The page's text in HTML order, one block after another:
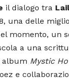
il dialogo tra
una delle
momento, un
a una
album Mystic
e